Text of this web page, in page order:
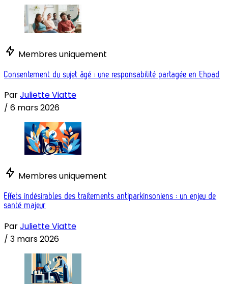
Membres uniquement
Consentement du sujet âgé : une responsabilité partagée en Ehpad
ParJuliette Viatte
/ 6 mars 2026
Membres uniquement
Effets indésirables des traitements antiparkinsoniens : un enjeu de
santé majeur
ParJuliette Viatte
/ 3 mars 2026